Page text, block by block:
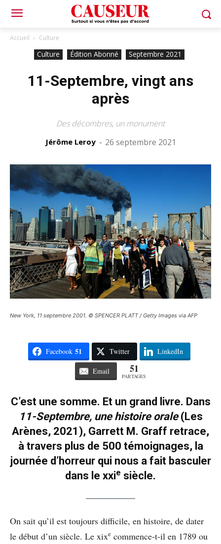
Accueil Culture
Culture Édition Abonné Septembre 2021
11-Septembre, vingt ans
après
Des décombres, un monument
Jérôme Leroy - 26 septembre 2021
New York, 11 septembre 2001. © SPENCER PLATT / Getty Images via AFP
Facebook 51 Twitter LinkedIn
Email 51
PARTAGES
C’est une somme. Et un grand livre. Dans
11-Septembre, une histoire orale(Les
Arènes, 2021 ), Garrett M. Graff retrace,
à travers plus de 500 témoignages, la
journée d’horreur qui nous a fait basculer
dans le xxie siècle.
On sait qu’il est toujours difficile, en histoire, de dater
le début d’un siècle. Le xixe commence-t-il en 1789 ou